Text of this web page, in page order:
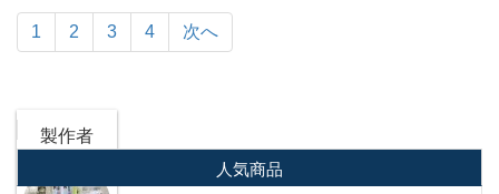
1 2 3 4 次へ
製作者
人気商品